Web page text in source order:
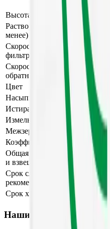
Высота слоя (не менее)
Растворённый кислород (не
менее)
Скорость потока в режиме
фильтрации
Скорость потока в режиме
обратной промывки
Цвет
Насыпная плотность
Истираемость
Измельчаемость
Межзерновая пористость
Коэффициент формы зерна
Общая ёмкость по Fe, Mn, H₂S
и взвешенным веществам
Срок службы при
рекомендуемых условиях
Срок хранения, не более
Наши проекты